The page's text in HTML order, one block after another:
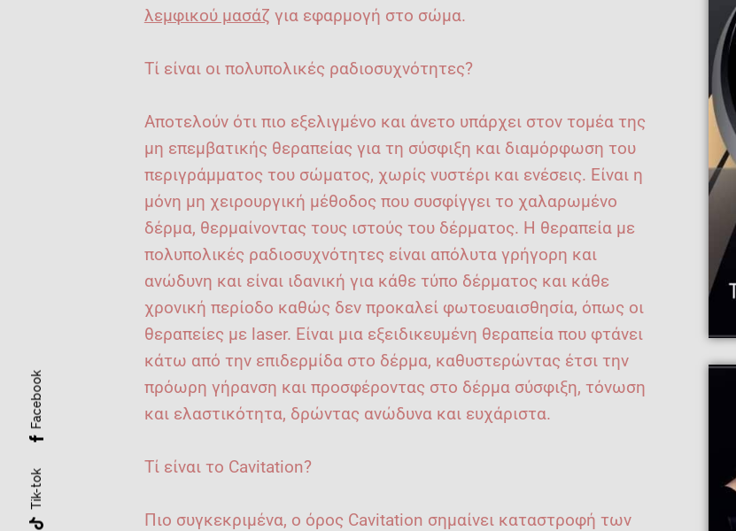
λεμφικού μασάζ για εφαρμογή στο σώμα.
Τί είναι οι πολυπολικές ραδιοσυχνότητες?
Αποτελούν ότι πιο εξελιγμένο και άνετο υπάρχει στον τομέα της
μη επεμβατικής θεραπείας για τη σύσφιξη και διαμόρφωση του
περιγράμματος του σώματος, χωρίς νυστέρι και ενέσεις. Είναι η
μόνη μη χειρουργική μέθοδος που συσφίγγει το χαλαρωμένο
δέρμα, θερμαίνοντας τους ιστούς του δέρματος. Η θεραπεία με
πολυπολικές ραδιοσυχνότητες είναι απόλυτα γρήγορη και
ανώδυνη και είναι ιδανική για κάθε τύπο δέρματος και κάθε
χρονική περίοδο καθώς δεν προκαλεί φωτοευαισθησία, όπως οι
θεραπείες με laser. Είναι μια εξειδικευμένη θεραπεία που φτάνει
κάτω από την επιδερμίδα στο δέρμα, καθυστερώντας έτσι την
πρόωρη γήρανση και προσφέροντας στο δέρμα σύσφιξη, τόνωση
και ελαστικότητα, δρώντας ανώδυνα και ευχάριστα.
Τί είναι το Cavitation?
Πιο συγκεκριμένα, ο όρος Cavitation σημαίνει καταστροφή των
Tik-tok
Facebook